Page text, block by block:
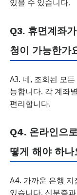
있을 수 있습니다.
Q3. 휴면계좌
청이 가능한가
A3. 네, 조회된 모
능합니다. 각 계좌
편리합니다.
Q4. 온라인으
떻게 해야 하나
A4. 가까운 은행 지
있습니다. 신분증